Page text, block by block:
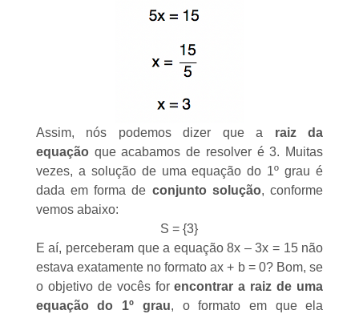
Assim, nós podemos dizer que a raiz da
equação que acabamos de resolver é 3. Muitas
vezes, a solução de uma equação do 1º grau é
dada em forma de conjunto solução, conforme
vemos abaixo:
S = {3}
E aí, perceberam que a equação 8x – 3x = 15 não
estava exatamente no formato ax + b = 0? Bom, se
o objetivo de vocês forencontrar a raiz de uma
equação do 1º grau, o formato em que ela